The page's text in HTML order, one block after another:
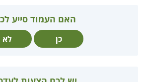
האם העמוד סייע
כן לא